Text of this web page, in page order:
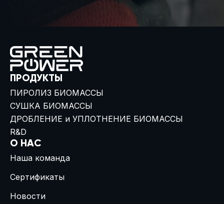
ПРОДУКТЫ
ПИРОЛИЗ БИОМАССЫ
СУШКА БИОМАССЫ
ДРОБЛЕНИЕ и УПЛОТНЕНИЕ БИОМАССЫ
R&D
О НАС
Наша команда
Сертификаты
Новости